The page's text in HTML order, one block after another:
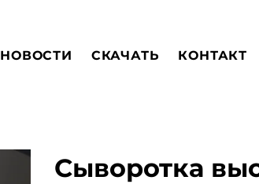
НОВОСТИ СКАЧАТЬ КОНТАКТ
Сыворотка